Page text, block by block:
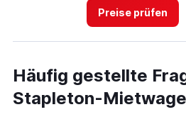
Preise prüfen
Häufig gestellte
Stapleton-